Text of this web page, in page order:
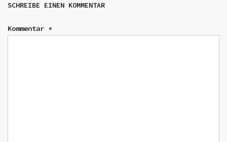
SCHREIBE EINEN KOMMENTAR
Kommentar *